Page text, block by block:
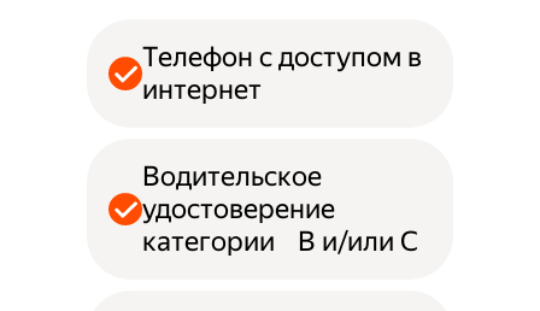
Телефон с доступом в
интернет
Водительское
удостоверение
категории B и/или С